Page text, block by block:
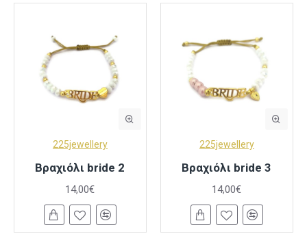
225jewellery
Βραχιόλι bride 2
14,00€
225jewellery
Βραχιόλι bride 3
14,00€